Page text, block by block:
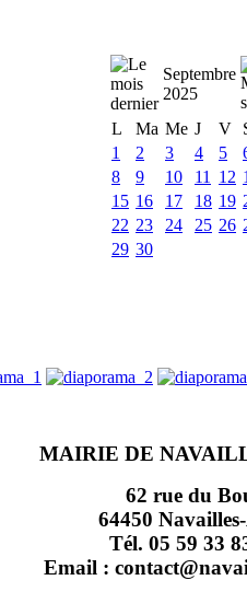
Septembre
2025
L
Ma Me J V
1
2 3 4 5
8
9 10 11 12
15 16 17 18 19
22 23 24 25 26
29 30
MAIRIE DE
62 rue du
64450
Tél. 05 59 33
Email :